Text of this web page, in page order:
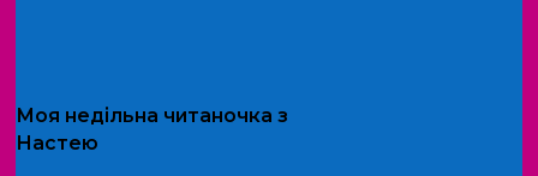
Моя недільна читаночка з
Настею